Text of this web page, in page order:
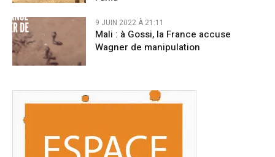
9 JUIN 2022 À 21:11
Mali : à Gossi, la France accuse
Wagner de manipulation